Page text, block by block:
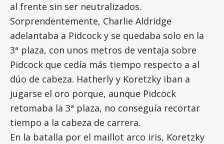
al frente sin ser neutralizados.
Sorprendentemente, Charlie Aldridge
adelantaba a Pidcock y se quedaba solo en la
3ª plaza, con unos metros de ventaja sobre
Pidcock que cedía más tiempo respecto a al
dúo de cabeza. Hatherly y Koretzky iban a
jugarse el oro porque, aunque Pidcock
retomaba la 3ª plaza, no conseguía recortar
tiempo a la cabeza de carrera.
En la batalla por el maillot arco iris, Koretzky